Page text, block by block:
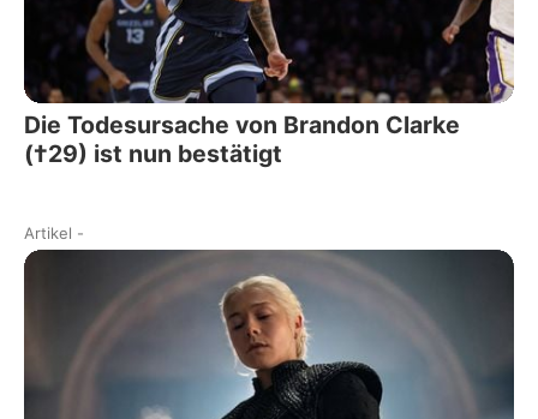
Die Todesursache von Brandon Clarke
(†29) ist nun bestätigt
Artikel -